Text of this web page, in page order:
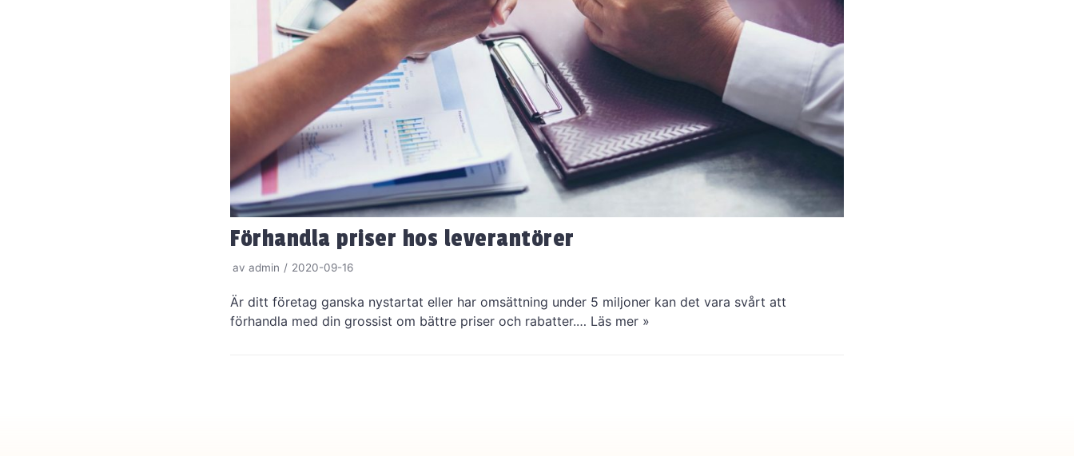
Förhandla priser hos leverantörer
av admin 2020-09-16
Är ditt företag ganska nystartat eller har omsättning under 5 miljoner kan det vara svårt att
förhandla med din grossist om bättre priser och rabatter.… Läs mer »